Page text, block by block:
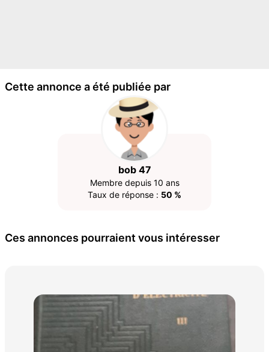
Cette annonce a été publiée par
bob 47
Membre depuis 10 ans
Taux de réponse : 50 %
Ces annonces pourraient vous intéresser